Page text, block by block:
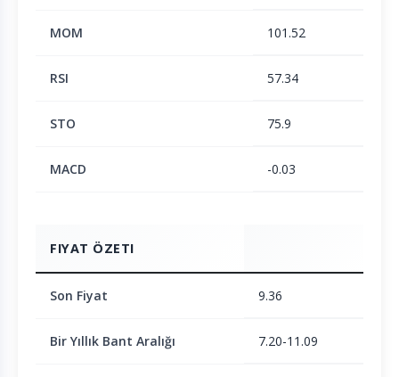
MOM 101.52
RSI 57.34
STO 75.9
MACD -0.03
FIYAT ÖZETI
Son Fiyat 9.36
Bir Yıllık Bant Aralığı 7.20-11.09